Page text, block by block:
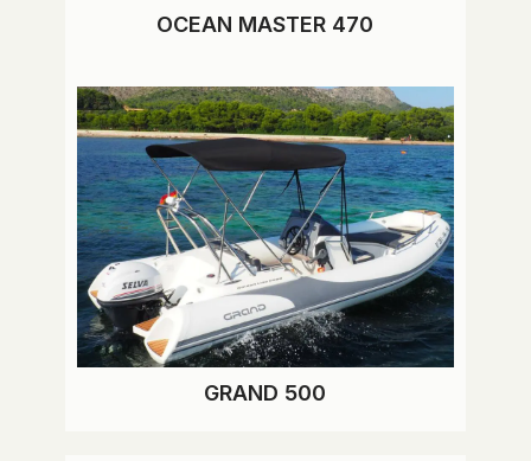
OCEAN MASTER 470
GRAND 500